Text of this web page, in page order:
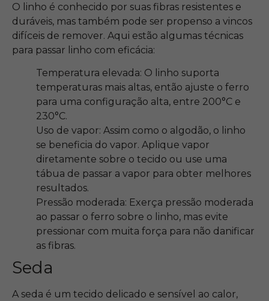
O linho é conhecido por suas fibras resistentes e
duráveis, mas também pode ser propenso a vincos
difíceis de remover. Aqui estão algumas técnicas
para passar linho com eficácia:
Temperatura elevada: O linho suporta
temperaturas mais altas, então ajuste o ferro
para uma configuração alta, entre 200°C e
230°C.
Uso de vapor: Assim como o algodão, o linho
se beneficia do vapor. Aplique vapor
diretamente sobre o tecido ou use uma
tábua de passar a vapor para obter melhores
resultados.
Pressão moderada: Exerça pressão moderada
ao passar o ferro sobre o linho, mas evite
pressionar com muita força para não danificar
as fibras.
Seda
A seda é um tecido delicado e sensível ao calor,